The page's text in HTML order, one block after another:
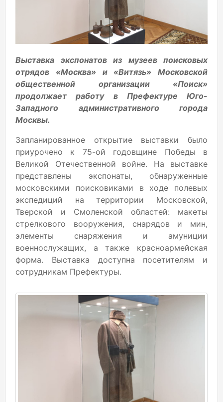
Выставка экспонатов из музеев поисковых
отрядов «Москва» и «Витязь» Московской
общественной организации «Поиск»
продолжает работу в Префектуре Юго-
Западного административного города
Москвы.
Запланированное открытие выставки было
приурочено к 75-ой годовщине Победы в
Великой Отечественной войне. На выставке
представлены экспонаты, обнаруженные
московскими поисковиками в ходе полевых
экспедиций на территории Московской,
Тверской и Смоленской областей: макеты
стрелкового вооружения, снарядов и мин,
элементы снаряжения и амуниции
военнослужащих, а также красноармейская
форма. Выставка доступна посетителям и
сотрудникам Префектуры.